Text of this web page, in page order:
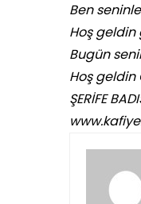
Ben
Hoş geldin
Bugün
Hoş geldin
ŞERİFE